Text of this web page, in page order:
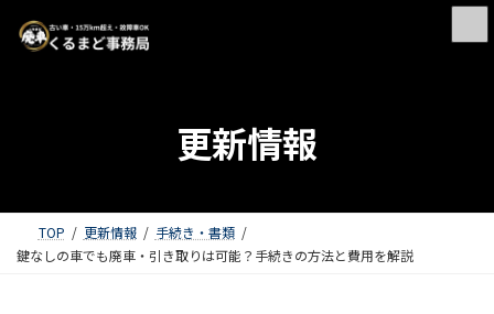
更新情報
TOP 更新情報
手続き・書類
鍵なしの車でも廃車・引き取りは可能？手続きの方法と費用を解説